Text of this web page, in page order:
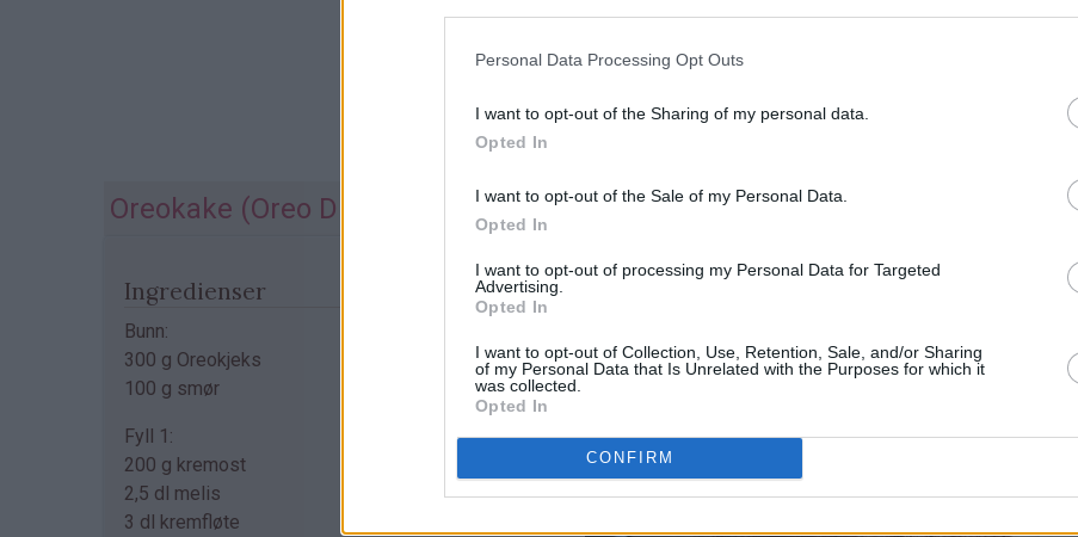
Personal Data Processing Opt Outs
I want to opt-out of the Sharing of my personal data.
Opted In
I want to opt-out of the Sale of my Personal Data.
Opted In
I want to opt-out of processing my Personal Data for Targeted
Advertising.
Opted In
I want to opt-out of Collection, Use, Retention, Sale, and/or Sharing
of my Personal Data that Is Unrelated with the Purposes for which it
was collected.
Opted In
CONFIRM
Oreokake (Oreo Dream Cake)
Ingredienser
Bunn:
300 g Oreokjeks
100 g smør
Fyll 1:
200 g kremost
2,5 dl melis
3 dl kremfløte